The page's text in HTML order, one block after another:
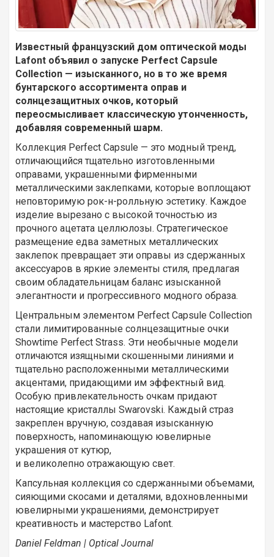
Известный французский дом оптической моды
Lafont объявил о запуске Perfect Capsule
Collection — изысканного, но в то же время
бунтарского ассортимента оправ и
солнцезащитных очков, который
переосмысливает классическую утонченность,
добавляя современный шарм.
Коллекция Perfect Capsule — это модный тренд,
отличающийся тщательно изготовленными
оправами, украшенными фирменными
металлическими заклепками, которые воплощают
неповторимую рок-н-ролльную эстетику. Каждое
изделие вырезано с высокой точностью из
прочного ацетата целлюлозы. Стратегическое
размещение едва заметных металлических
заклепок превращает эти оправы из сдержанных
аксессуаров в яркие элементы стиля, предлагая
своим обладательницам баланс изысканной
элегантности и прогрессивного модного образа.
Центральным элементом Perfect Capsule Collection
стали лимитированные солнцезащитные очки
Showtime Perfect Strass. Эти необычные модели
отличаются изящными скошенными линиями и
тщательно расположенными металлическими
акцентами, придающими им эффектный вид.
Особую привлекательность очкам придают
настоящие кристаллы Swarovski. Каждый страз
закреплен вручную, создавая изысканную
поверхность, напоминающую ювелирные
украшения от кутюр,
и великолепно отражающую свет.
Капсульная коллекция со сдержанными объемами,
сияющими скосами и деталями, вдохновленными
ювелирными украшениями, демонстрирует
креативность и мастерство Lafont.
Daniel Feldman | Optical Journal